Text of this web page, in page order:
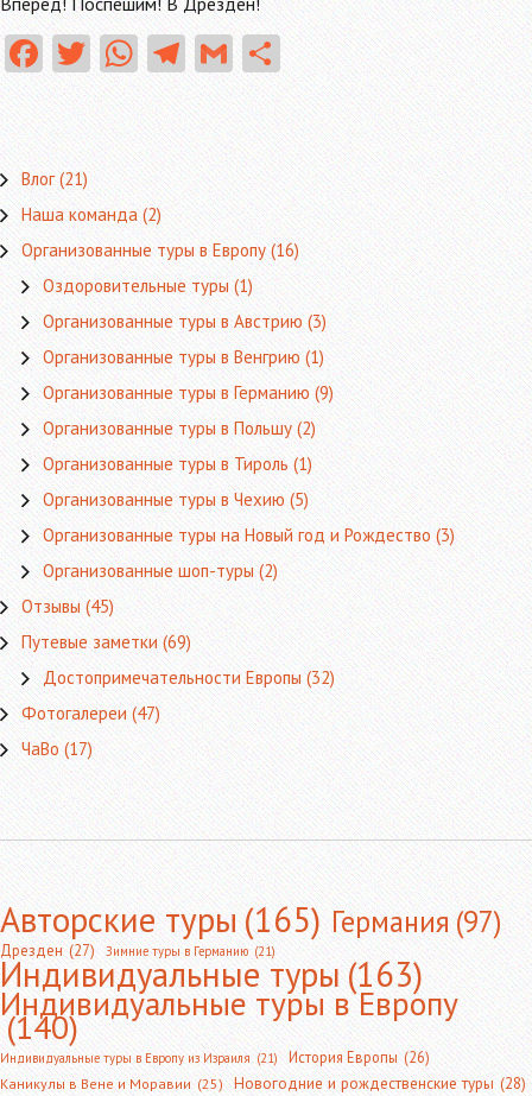
Fa
ce
b
o
o
k
T
w
itt
er
W
ha
ts
A
p
p
Te
le
gr
a
m
G
m
ai
l
О
тп
ра
в
ит
ь
Влог(21)
Наша команда(2)
Организованные туры в Европу(16)
Оздоровительные туры(1)
Организованные туры в Австрию(3)
Организованные туры в Венгрию(1)
Организованные туры в Германию(9)
Организованные туры в Польшу (2)
Организованные туры в Тироль(1)
Организованные туры в Чехию (5)
Организованные туры на Новый год и Рождество(3)
Организованные шоп-туры(2)
Отзывы(45)
Путевые заметки(69)
Достопримечательности Европы(32)
Фотогалереи(47)
ЧаВо(17)
Авторские туры(165) Германия(97)
Дрезден (27) Зимние туры в Германию (21)
Индивидуальные туры(163)
Индивидуальные туры в Европу
(140)
Индивидуальные туры в Европу из Израиля (21) История Европы (26)
Каникулы в Вене и Моравии (25) Новогодние и рождественские туры (28)